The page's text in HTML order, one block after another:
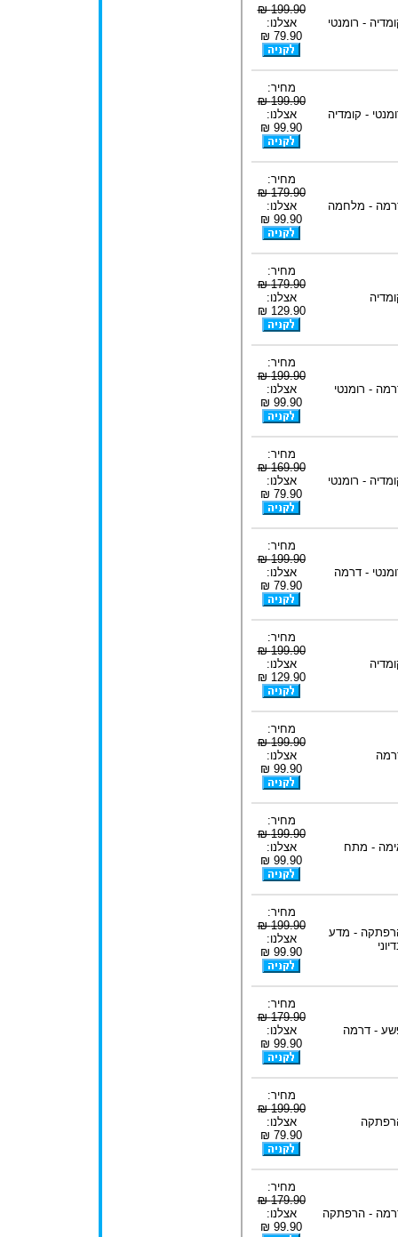
- רומנטי
199.90 ₪
אצלנו:
79.90 ₪
- קומדיה
מחיר:
199.90 ₪
אצלנו:
99.90 ₪
- מלחמה
מחיר:
179.90 ₪
אצלנו:
99.90 ₪
מחיר:
179.90 ₪
אצלנו:
129.90 ₪
- רומנטי
מחיר:
199.90 ₪
אצלנו:
99.90 ₪
- רומנטי
מחיר:
169.90 ₪
אצלנו:
79.90 ₪
- דרמה
מחיר:
199.90 ₪
אצלנו:
79.90 ₪
מחיר:
199.90 ₪
אצלנו:
129.90 ₪
מחיר:
199.90 ₪
אצלנו:
99.90 ₪
- מתח
מחיר:
199.90 ₪
אצלנו:
99.90 ₪
- מדע
מחיר:
199.90 ₪
אצלנו:
99.90 ₪
- דרמה
מחיר:
179.90 ₪
אצלנו:
99.90 ₪
מחיר:
199.90 ₪
אצלנו:
79.90 ₪
- הרפתקה
מחיר:
179.90 ₪
אצלנו:
99.90 ₪